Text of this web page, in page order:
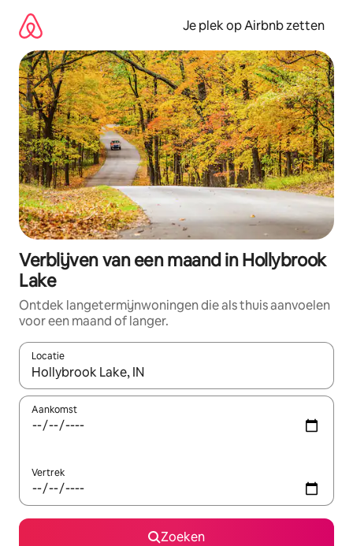
direct
naar
inhoud
Je plek op Airbnb zetten
Verblijven van een maand in Hollybrook
Lake
Ontdek langetermijnwoningen die als thuis aanvoelen
voor een maand of langer.
Locatie
Wanneer er resultaten beschikbaar zijn, maak je een keuze
Aankomst
Vertrek
Zoeken